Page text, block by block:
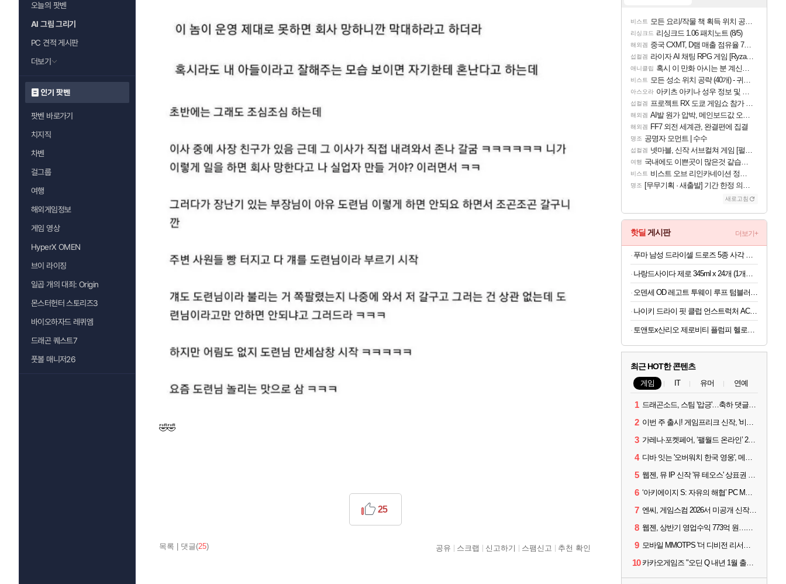
오늘의 팟벤
AI 그림 그리기
PC 견적 게시판
더보기
인기 팟벤
팟벤 바로가기
치지직
차벤
걸그룹
여행
해외게임정보
게임 영상
HyperX OMEN
브이 라이징
일곱 개의 대죄: Origin
몬스터헌터 스토리즈3
바이오하자드 레퀴엠
드래곤 퀘스트7
풋볼 매니저26
🤣🤣
목록 댓글(25)
25
공유 스크랩 신고하기 스팸신고 추천 확인
비스트 모든 요리/작물 책 획득 위치 공략 (36개) - 미식가 도전과제
리싱크드 리싱크드 1.06 패치노트 (8/5)
해외겜 중국 CXMT, D램 매출 점유율 7%…글로벌 4위로 부상
섭컬겜 라이자 AI 채팅 RPG 게임 [RyzaChat: AI] 공개
애니클립 혹시 이 만화 아시는 분 계신가요
비스트 모든 성소 위치 공략 (40개) - 귀환한 영혼 도전과제
아스오라 아키츠 아키나 성우 정보 및 주요 필모
섭컬겜 프로젝트 RX 도쿄 게임쇼 참가 결정
해외겜 AI발 원가 압박, 메인보드값 오르나
해외겜 FF7 외전 세계관, 완결편에 집결
명조 공명자 모먼트 | 수수
섭컬겜 넷마블, 신작 서브컬쳐 게임 [펄 인 블루] 티저 사이트 오픈
여행 국내에도 이쁜곳이 많은것 같습니다
비스트 비스트 오브 리인카네이션 정보/공략글 모음
명조 [무무기획 · 새출발] 기간 한정 의뢰 이벤트
새로고침
핫딜 게시판 더보기+
나이키 드라이 핏 클럽 언스트럭처 ACG 캡 파라슈트 베이지 FB6533-297
토앤토x산리오 제로비티 플럼피 헬로키티 참태그 SET 실버 여성용 쪼리
최근 HOT한 콘텐츠
게임 IT 유머 연예
1 드래곤소드, 스팀 '압긍'…축하 댓글 달고 게임 코드 받자!
2 이번 주 출시! 게임프리크 신작, '비스트 오브 리인카네이션'
3 가레나·포켓페어, ‘팰월드 온라인’ 2026년 출시 예고
4 디바 잇는 '오버워치 한국 영웅', 메카 파일럿 디몬 나온다
5 웹젠, 뮤 IP 신작 '뮤 테오스' 상표권 출원
6 ‘아키에이지 S: 자유의 해협’ PC MMORPG로 개발한다
7 엔씨, 게임스컴 2026서 미공개 신작 최초 공개
8 웹젠, 상반기 영업수익 773억 원…순이익 89% 증가
9 모바일 MMOTPS '더 디비전 리서전스', 6일 스팀에도 출시
10 카카오게임즈 "오딘 Q 내년 1월 출시, 연기는 없다"